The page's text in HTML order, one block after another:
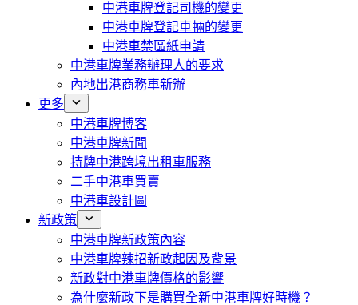
中港車牌登記司機的變更
中港車牌登記車輛的變更
中港車禁區紙申請
中港車牌業務辦理人的要求
內地出港商務車新辦
更多
中港車牌博客
中港車牌新聞
持牌中港跨境出租車服務
二手中港車買賣
中港車設計圖
新政策
中港車牌新政策內容
中港車牌辣招新政起因及背景
新政對中港車牌價格的影響
為什麼新政下是購買全新中港車牌好時機？